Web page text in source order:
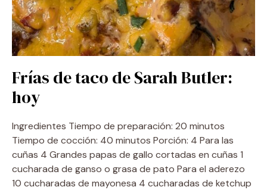
Frías de taco de Sarah Butler:
hoy
Ingredientes Tiempo de preparación: 20 minutos
Tiempo de cocción: 40 minutos Porción: 4 Para las
cuñas 4 Grandes papas de gallo cortadas en cuñas 1
cucharada de ganso o grasa de pato Para el aderezo
10 cucharadas de mayonesa 4 cucharadas de ketchup